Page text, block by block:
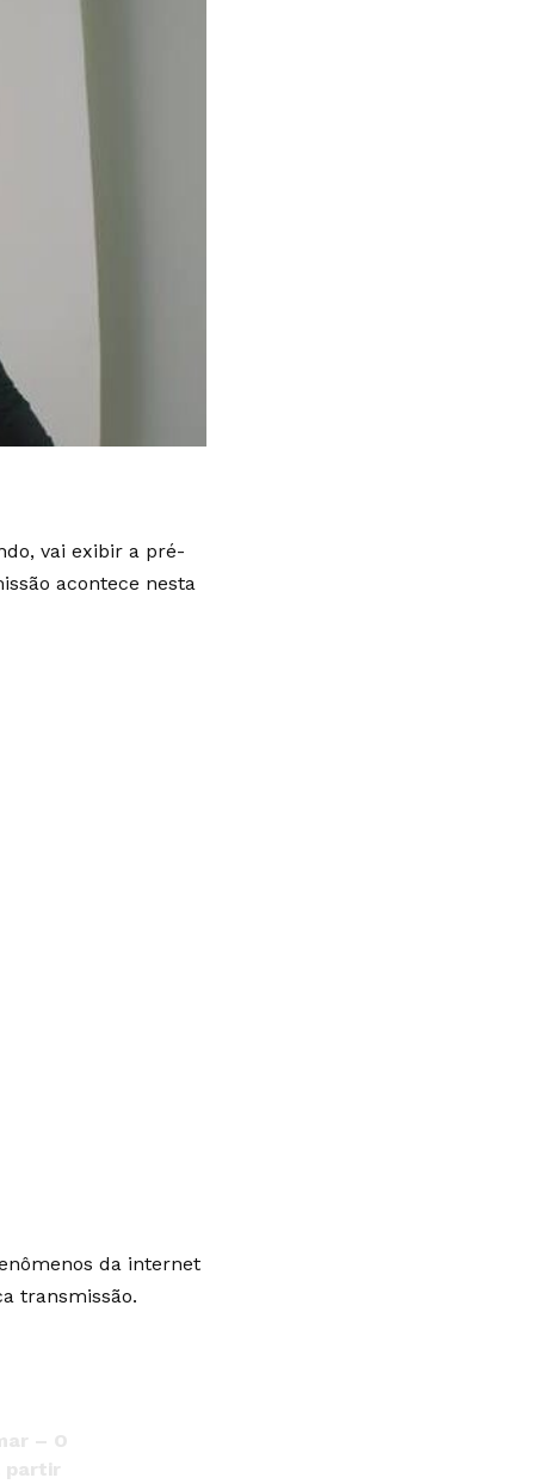
vai exibir a pré-
acontece nesta
da internet
transmissão.
– O
partir